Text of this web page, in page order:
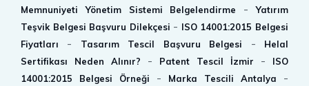
Memnuniyeti Yönetim Sistemi Belgelendirme
-Yatırım
Teşvik Belgesi Başvuru Dilekçesi - ISO 14001:2015 Belgesi
Fiyatları
- Tasarım Tescil Başvuru Belgesi -
Helal
Sertifikası Neden Alınır?
- Patent Tescil İzmir -
ISO
14001:2015 Belgesi Örneği
- Marka Tescili Antalya -